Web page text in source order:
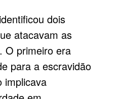
dois
atacavam as
O primeiro era
para a escravidão
implicava